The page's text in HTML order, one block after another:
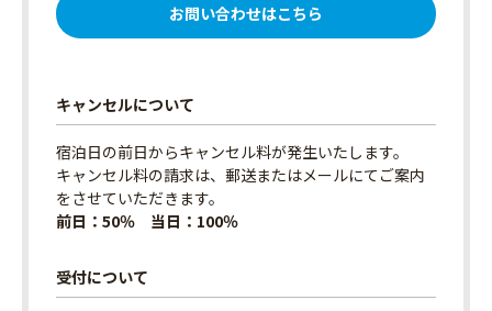
お問い合わせはこちら
キャンセルについて
宿泊日の前日からキャンセル料が発生いたします。
キャンセル料の請求は、郵送またはメールにてご案内
をさせていただきます。
前日：50％ 当日：100％
受付について